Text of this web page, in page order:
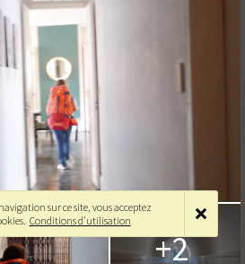
+2
sur ce site, vous acceptez
Conditions d'utilisation